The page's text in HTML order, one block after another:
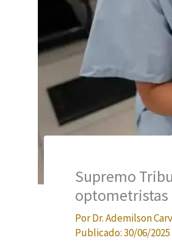
Supremo
optometristas
PorDr. Ademilson
Publicado:30/06/2025